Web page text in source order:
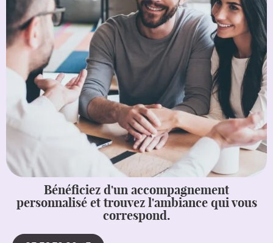
Bénéficiez d'un accompagnement
personnalisé et trouvez l'ambiance qui vous
correspond.